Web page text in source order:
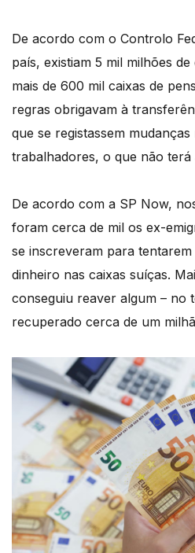
De acordo com o Controlo
país, existiam 5 mil milhões
mais de 600 mil caixas de
regras obrigavam à
que se registassem
trabalhadores, o que não terá
De acordo com a SP Now,
foram cerca de mil os ex-
se inscreveram para
dinheiro nas caixas suíças.
conseguiu reaver algum – no
recuperado cerca de um